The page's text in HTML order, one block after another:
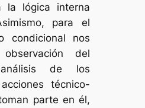
la lógica interna
para el
condicional nos
del
de los
técnico-
parte en él,